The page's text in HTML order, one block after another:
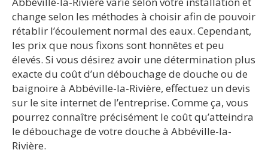
change selon les méthodes à choisir afin de pouvoir
rétablir l’écoulement normal des eaux. Cependant,
les prix que nous fixons sont honnêtes et peu
élevés. Si vous désirez avoir une détermination plus
exacte du coût d’un débouchage de douche ou de
baignoire à Abbéville-la-Rivière, effectuez un devis
sur le site internet de l’entreprise. Comme ça, vous
pourrez connaître précisément le coût qu’atteindra
le débouchage de votre douche à Abbéville-la-
Rivière.